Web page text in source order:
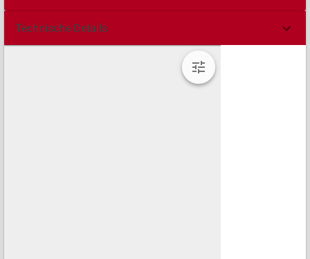
Technische Details